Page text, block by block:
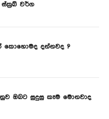
වර්ග
කොහොමද දන්නවද ?
ඔබට සුදුසු කෑම මොනවාද